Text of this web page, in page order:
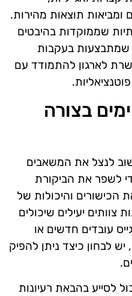
ומביאות תוצאות מהירות.
שממוקדות בהיבטים
שמתבצעות בעקבות
לארגון להתמודד עם
בצורה
לנצל את המשאבים
לשפר את הביקורת
הכישורים והיכולות של
צוותים יעילים שיכולים
עובדים חדשים או
לבחון כיצד ניתן להפיק
לסייע בהבאת רעיונות